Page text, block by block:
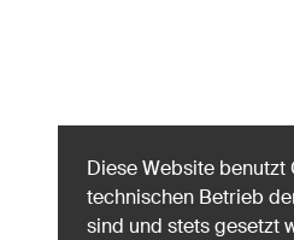
Diese Website benutzt
technischen Betrieb
sind und stets gesetzt